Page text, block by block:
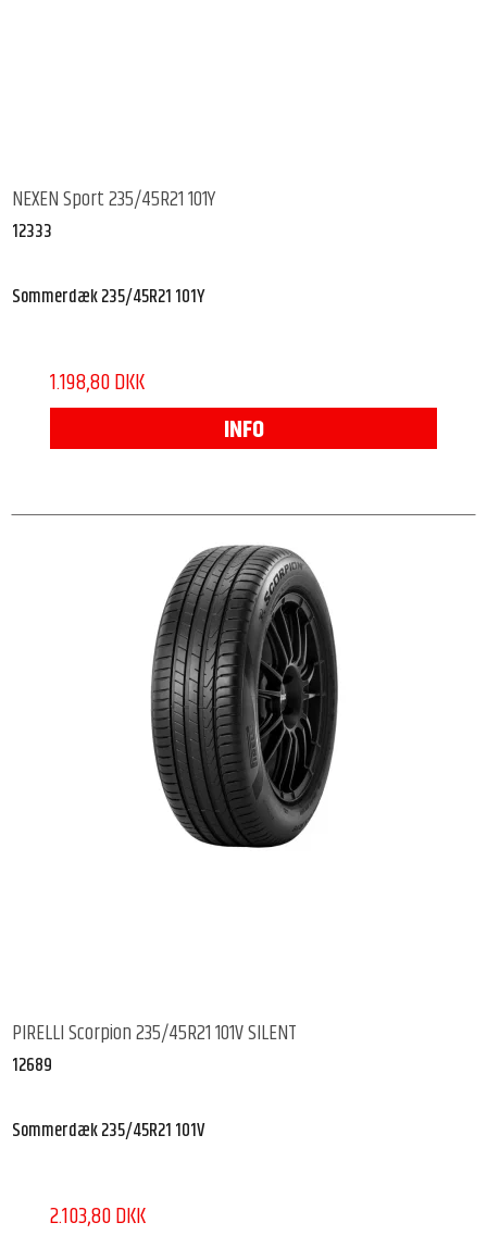
NEXEN Sport 235/45R21 101Y
12333
Sommerdæk 235/45R21 101Y
1.198,80 DKK
INFO
PIRELLI Scorpion 235/45R21 101V SILENT
12689
Sommerdæk 235/45R21 101V
2.103,80 DKK